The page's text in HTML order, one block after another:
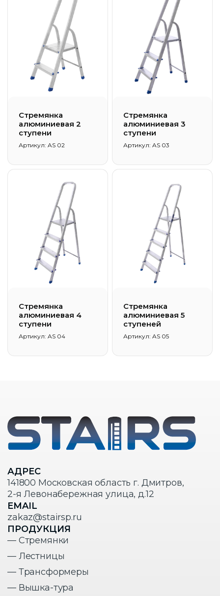
Стремянка
алюминиевая 2
ступени
Артикул: AS 02
Стремянка
алюминиевая 3
ступени
Артикул: AS 03
Стремянка
алюминиевая 4
ступени
Артикул: AS 04
Стремянка
алюминиевая 5
ступеней
Артикул: AS 05
АДРЕС
141800 Московская область г. Дмитров,
2-я Левонабережная улица, д.12
EMAIL
zakaz@stairsp.ru
ПРОДУКЦИЯ
— Стремянки
— Лестницы
— Трансформеры
— Вышка-тура